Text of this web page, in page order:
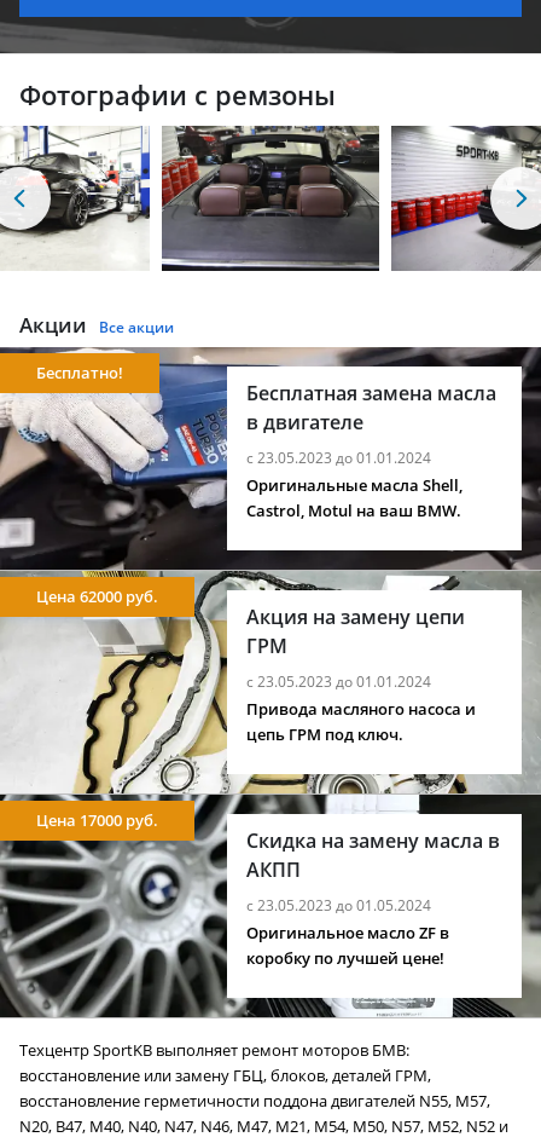
Фотографии с ремзоны
Акции Все акции
Бесплатная замена масла
в двигателе
с 23.05.2023 до 01.01.2024
Бесплатно!
Оригинальные масла Shell,
Castrol, Motul на ваш BMW.
Акция на замену цепи
ГРМ
с 23.05.2023 до 01.01.2024
Цена 62000 руб.
Привода масляного насоса и
цепь ГРМ под ключ.
Скидка на замену масла в
АКПП
с 23.05.2023 до 01.05.2024
Цена 17000 руб.
Оригинальное масло ZF в
коробку по лучшей цене!
Техцентр SportKB выполняет ремонт моторов БМВ:
восстановление или замену ГБЦ, блоков, деталей ГРМ,
восстановление герметичности поддона двигателей N55, M57,
N20, B47, M40, N40, N47, N46, M47, M21, M54, M50, N57, M52, N52 и